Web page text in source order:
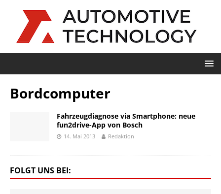
Bordcomputer
Fahrzeugdiagnose via Smartphone: neue
fun2drive-App von Bosch
14. Mai 2013 Redaktion
FOLGT UNS BEI: